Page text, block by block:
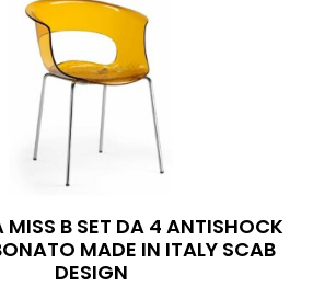
MISS B SET DA 4 ANTISHOCK
MADE IN ITALY SCAB
DESIGN